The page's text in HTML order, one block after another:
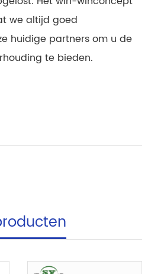
we altijd goed
huidige partners om u de
te bieden.